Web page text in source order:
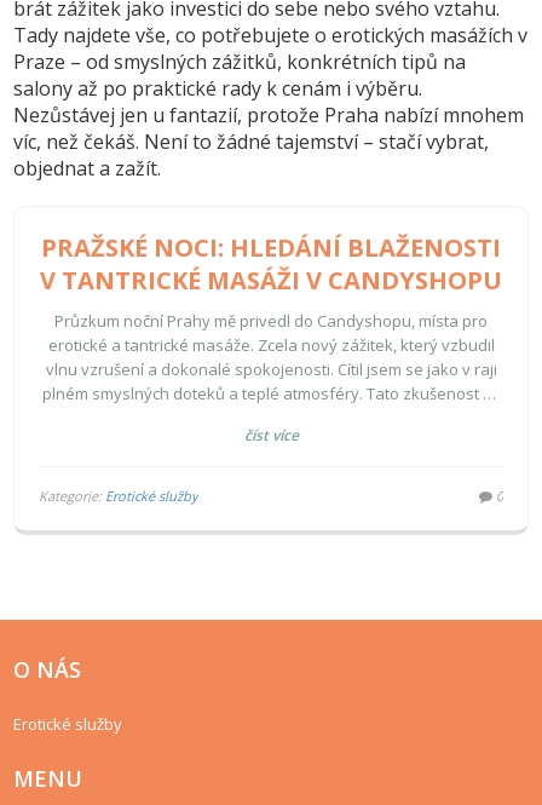
brát zážitek jako investici do sebe nebo svého vztahu.
Tady najdete vše, co potřebujete o erotických masážích v
Praze – od smyslných zážitků, konkrétních tipů na
salony až po praktické rady k cenám i výběru.
Nezůstávej jen u fantazií, protože Praha nabízí mnohem
víc, než čekáš. Není to žádné tajemství – stačí vybrat,
objednat a zažít.
PRAŽSKÉ NOCI: HLEDÁNÍ BLAŽENOSTI
V TANTRICKÉ MASÁŽI V CANDYSHOPU
Průzkum noční Prahy mě privedl do Candyshopu, místa pro
erotické a tantrické masáže. Zcela nový zážitek, který vzbudil
vlnu vzrušení a dokonalé spokojenosti. Cítil jsem se jako v raji
plném smyslných doteků a teplé atmosféry. Tato zkušenost mi
doporučuji vyzkoušet každému, kdo chce v Praze zažít něco
číst více
Kategorie: Erotické služby 0
O NÁS
Erotické služby
MENU